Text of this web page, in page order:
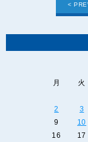
<
月
火
2
3
9
10
16
17